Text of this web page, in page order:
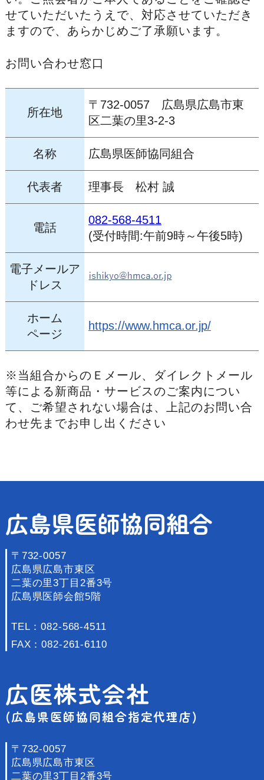
せていただいたうえで、対応させていただき
ますので、あらかじめご了承願います。
お問い合わせ窓口
所在地
〒732-0057 広島県広島市東
区二葉の里3-2-3
名称 広島県医師協同組合
代表者 理事長 松村 誠
電話
082-568-4511
(受付時間:午前9時～午後5時)
電子メールア
ドレス
ホーム
ページ
https://www.hmca.or.jp/
※当組合からのＥメール、ダイレクトメール
等による新商品・サービスのご案内につい
て、ご希望されない場合は、上記のお問い合
わせ先までお申し出ください
広島県医師協同組合
〒732-0057
広島県広島市東区
二葉の里3丁目2番3号
広島県医師会館5階
TEL：082-568-4511
FAX：082-261-6110
広医株式会社
(広島県医師協同組合指定代理店)
〒732-0057
広島県広島市東区
二葉の里3丁目2番3号